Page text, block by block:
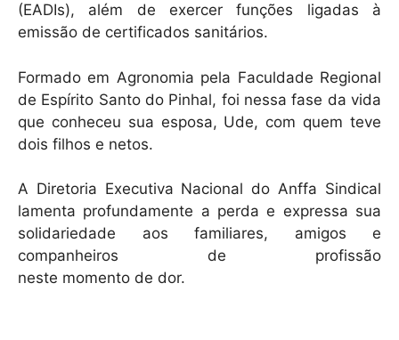
(EADIs), além de exercer funções ligadas à
emissão de certificados sanitários.
Formado em Agronomia pela Faculdade Regional
de Espírito Santo do Pinhal, foi nessa fase da vida
que conheceu sua esposa, Ude, com quem teve
dois filhos e netos.
A Diretoria Executiva Nacional do Anffa Sindical
lamenta profundamente a perda e expressa sua
solidariedade aos familiares, amigos e
companheiros de profissão
neste momento de dor.